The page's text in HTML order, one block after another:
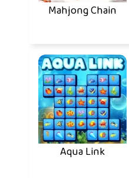
Mahjong Chain
Aqua Link